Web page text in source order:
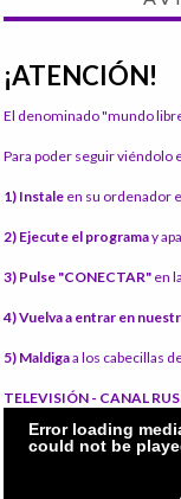
¡ATENCIÓN!
El denominado "mundo
Para poder seguir viéndolo
1) Instale en su ordenador
2) Ejecute el programay
3) Pulse "CONECTAR" en
4) Vuelva a entrar en
5) Maldigaa los cabecillas
TELEVISIÓN - CANAL